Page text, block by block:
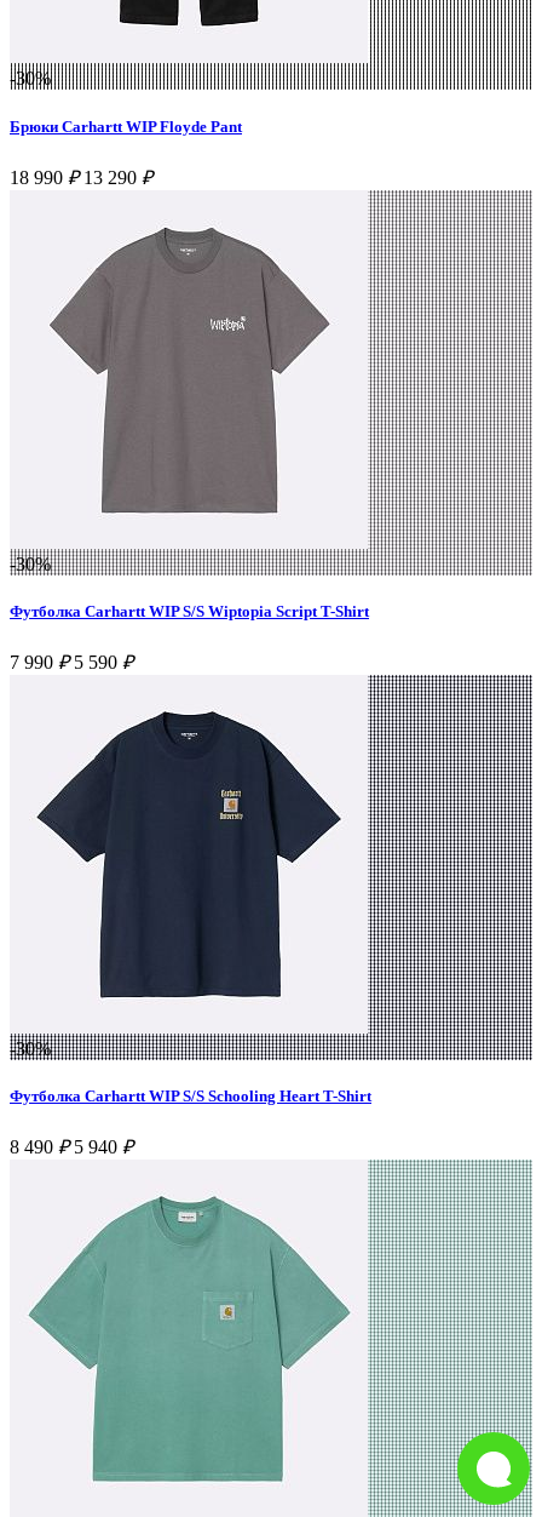
-30%
Брюки Carhartt WIP Floyde Pant
18 990 ₽ 13 290 ₽
-30%
Футболка Carhartt WIP S/S Wiptopia Script T-Shirt
7 990 ₽ 5 590 ₽
-30%
Футболка Carhartt WIP S/S Schooling Heart T-Shirt
8 490 ₽ 5 940 ₽